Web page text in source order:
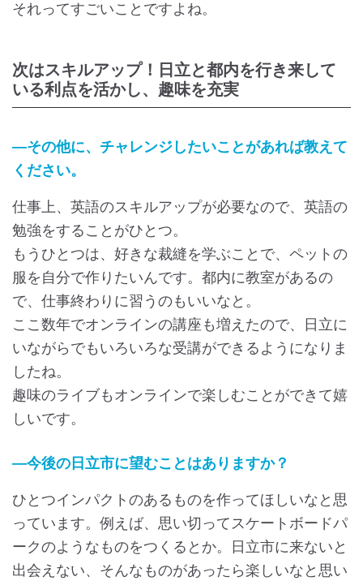
それってすごいことですよね。
次はスキルアップ！日立と都内を行き来して
いる利点を活かし、趣味を充実
―その他に、チャレンジしたいことがあれば教えて
ください。
仕事上、英語のスキルアップが必要なので、英語の
勉強をすることがひとつ。
もうひとつは、好きな裁縫を学ぶことで、ペットの
服を自分で作りたいんです。都内に教室があるの
で、仕事終わりに習うのもいいなと。
ここ数年でオンラインの講座も増えたので、日立に
いながらでもいろいろな受講ができるようになりま
したね。
趣味のライブもオンラインで楽しむことができて嬉
しいです。
―今後の日立市に望むことはありますか？
ひとつインパクトのあるものを作ってほしいなと思
っています。例えば、思い切ってスケートボードパ
ークのようなものをつくるとか。日立市に来ないと
出会えない、そんなものがあったら楽しいなと思い